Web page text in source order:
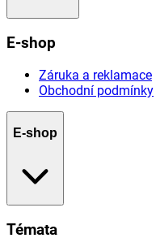
E-shop
Záruka a reklamace
Obchodní podmínky
E-shop
Témata